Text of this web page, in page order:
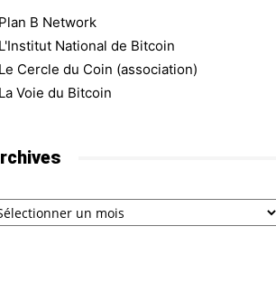
Plan B Network
L'Institut National de Bitcoin
Le Cercle du Coin (association)
La Voie du Bitcoin